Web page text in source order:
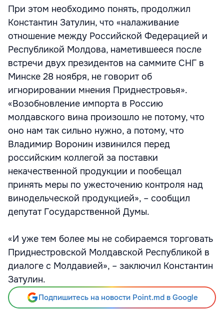
При этом необходимо понять, продолжил
Константин Затулин, что «налаживание
отношение между Российской Федерацией и
Республикой Молдова, наметившееся после
встречи двух президентов на саммите СНГ в
Минске 28 ноября, не говорит об
игнорировании мнения Приднестровья».
«Возобновление импорта в Россию
молдавского вина произошло не потому, что
оно нам так сильно нужно, а потому, что
Владимир Воронин извинился перед
российским коллегой за поставки
некачественной продукции и пообещал
принять меры по ужесточению контроля над
винодельческой продукцией», – сообщил
депутат Государственной Думы.
«И уже тем более мы не собираемся торговать
Приднестровской Молдавской Республикой в
диалоге с Молдавией», – заключил Константин
Затулин.
Подпишитесь на новости Point.md в Google